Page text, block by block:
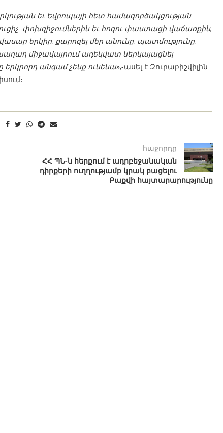
եւ Եվրոպայի հետ համագործակցության
փոխզիջումներին եւ հոգու փաստացի վաճառքին,
երկիր, քարոզել մեր անունը, պատմությունը,
միջավայրում ադեկվատ ներկայացնել
երկրորդ անգամ չենք ունենա»,-ասել է Զուրաբիշվիլին
հաջորդը
ՀՀ ՊՆ-ն հերքում է ադրբեջանական
դիրքերի ուղղությամբ կրակ բացելու
Բաքվի հայտարարությունը